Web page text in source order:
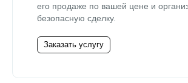
его продаже по вашей цене и
безопасную сделку.
Заказать услугу